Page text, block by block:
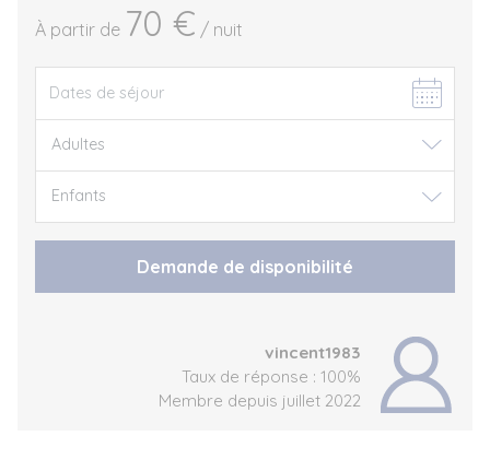
À partir de 70 € / nuit
Demande de disponibilité
vincent1983
Taux de réponse : 100%
Membre depuis juillet 2022